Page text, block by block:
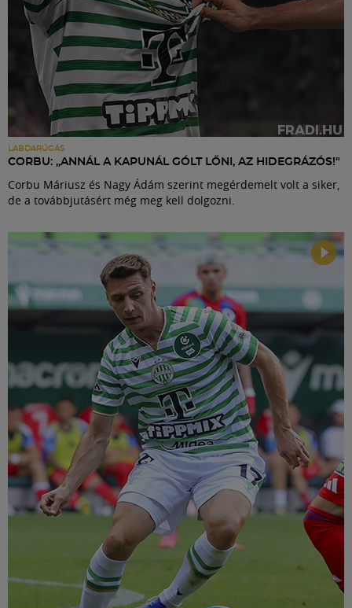
LABDARÚGÁS
CORBU: „ANNÁL A KAPUNÁL GÓLT LŐNI, AZ HIDEGRÁZÓS!"
Corbu Máriusz és Nagy Ádám szerint megérdemelt volt a siker,
de a továbbjutásért még meg kell dolgozni.
Klub
Szolgáltatások
Shop
Közösség
Múzeum
English